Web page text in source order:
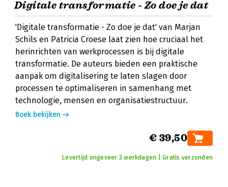
Digitale transformatie - Zo doe je dat
'Digitale transformatie - Zo doe je dat' van Marjan
Schils en Patricia Croese laat zien hoe cruciaal het
herinrichten van werkprocessen is bij digitale
transformatie. De auteurs bieden een praktische
aanpak om digitalisering te laten slagen door
processen te optimaliseren in samenhang met
technologie, mensen en organisatiestructuur.
Boek bekijken
€ 39,50
Levertijd ongeveer 3 werkdagen | Gratis verzonden